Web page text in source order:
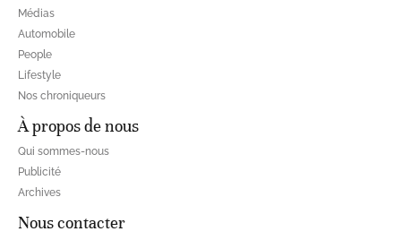
Médias
Automobile
People
Lifestyle
Nos chroniqueurs
À propos de nous
Qui sommes-nous
Publicité
Archives
Nous contacter